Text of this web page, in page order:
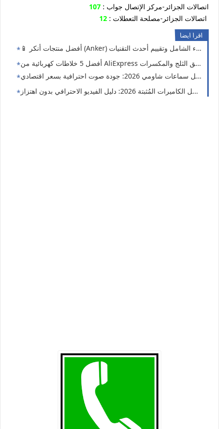
107
: اتصالات الجزائر-مركز الإتصال جواب
12
اقرا ايضا
أفضل الكاميرات المُثبتة 2026: دليل الفيديو الاحترافي بدون اهتزاز